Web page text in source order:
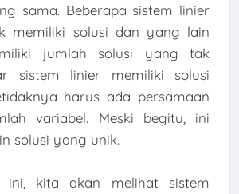
sama. Beberapa sistem linier
memiliki solusi dan yang lain
jumlah solusi yang tak
sistem linier memiliki solusi
harus ada persamaan
variabel. Meski begitu, ini
solusi yang unik.
ini, kita akan melihat sistem